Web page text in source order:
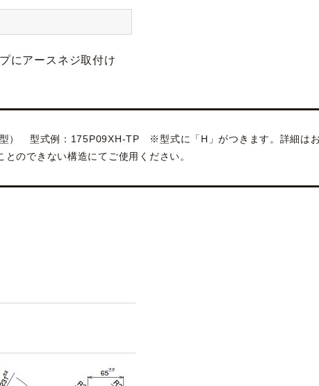
にアースネジ取付け
） 型式例：175P09XH-TP ※型式に「H」がつきます。詳細は
のできない構造にてご使用ください。